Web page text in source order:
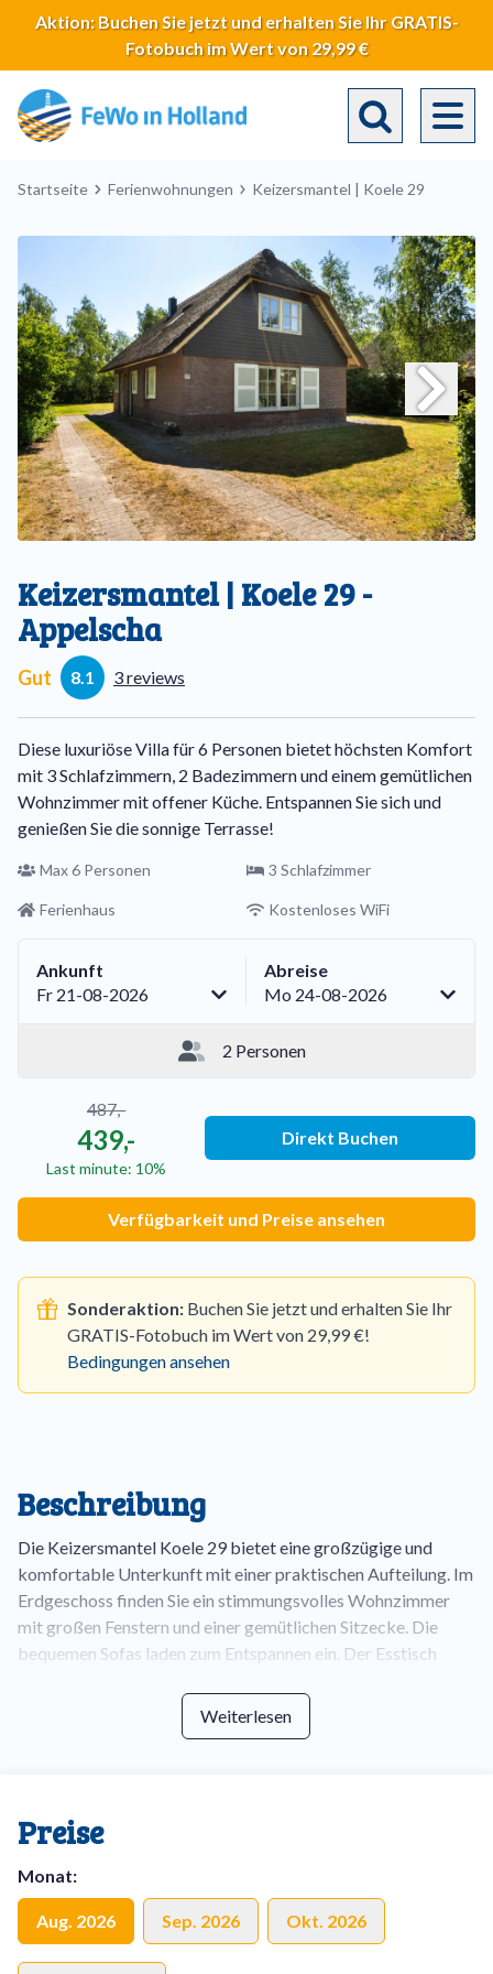
Direkt
Inhalt
Aktion: Buchen Sie jetzt und erhalten Sie Ihr GRATIS-
Fotobuch im Wert von 29,99 €
Toggle search
Breadcrumb
Startseite Ferienwohnungen Keizersmantel | Koele 29
Keizersmantel | Koele 29 -
Appelscha
Gut 8.1 3 reviews
Diese luxuriöse Villa für 6 Personen bietet höchsten Komfort
mit 3 Schlafzimmern, 2 Badezimmern und einem gemütlichen
Wohnzimmer mit offener Küche. Entspannen Sie sich und
genießen Sie die sonnige Terrasse!
Max 6 Personen 3 Schlafzimmer
Ferienhaus Kostenloses WiFi
Ankunft
Fr 21-08-2026
Abreise
Mo 24-08-2026
2 Personen
487,-
439,-
Last minute: 10%
Direkt Buchen
Verfügbarkeit und Preise ansehen
Sonderaktion: Buchen Sie jetzt und erhalten Sie Ihr
GRATIS-Fotobuch im Wert von 29,99 €!
Bedingungen ansehen
Beschreibung
Die Keizersmantel Koele 29 bietet eine großzügige und
komfortable Unterkunft mit einer praktischen Aufteilung. Im
Erdgeschoss finden Sie ein stimmungsvolles Wohnzimmer
mit großen Fenstern und einer gemütlichen Sitzecke. Die
bequemen Sofas laden zum Entspannen ein. Der Esstisch
gemeinsame Mahlzeiten.
und das zusätzliche Schlafzimmer im Erdgeschoss verfügt
Im Obergeschoss befinden sich 2 Schlafzimmer, die mit
Weiterlesen
Preise
Monat:
Aug. 2026 Sep. 2026 Okt. 2026